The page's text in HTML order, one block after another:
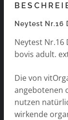
Neytest Nr.16
Neytest Nr.16
bovis adult.
Die von
angebotenen
nutzen
wirkende